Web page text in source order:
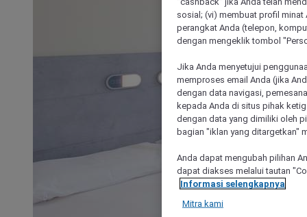
sosial; (vi) membuat profil
perangkat Anda (telepon,
dengan mengeklik tombol
Jika Anda menyetujui
memproses email Anda (jika
dengan data navigasi,
kepada Anda di situs pihak
dengan data yang dimiliki oleh
bagian "iklan yang ditargetkan"
Anda dapat mengubah pilihan
dapat diakses melalui tautan
Informasi selengkapnya
Mitra kami